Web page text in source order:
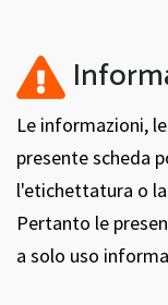
Le informazioni,
presente scheda
l'etichettatura o
Pertanto le
a solo uso